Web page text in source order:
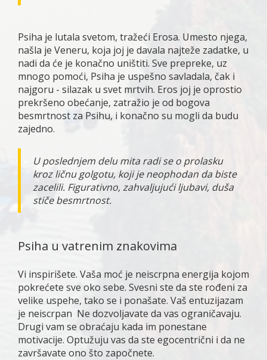
Psiha je lutala svetom, tražeći Erosa. Umesto njega,
našla je Veneru, koja joj je davala najteže zadatke, u
nadi da će je konačno uništiti. Sve prepreke, uz
mnogo pomoći, Psiha je uspešno savladala, čak i
najgoru - silazak u svet mrtvih. Eros joj je oprostio
prekršeno obećanje, zatražio je od bogova
besmrtnost za Psihu, i konačno su mogli da budu
zajedno.
U poslednjem delu mita radi se o prolasku
kroz ličnu golgotu, koji je neophodan da biste
zacelili. Figurativno, zahvaljujući ljubavi, duša
stiče besmrtnost.
Psiha u vatrenim znakovima
Vi inspirišete. Vaša moć je neiscrpna energija kojom
pokrećete sve oko sebe. Svesni ste da ste rođeni za
velike uspehe, tako se i ponašate. Vaš entuzijazam
je neiscrpan Ne dozvoljavate da vas ograničavaju.
Drugi vam se obraćaju kada im ponestane
motivacije. Optužuju vas da ste egocentrični i da ne
završavate ono što započnete.